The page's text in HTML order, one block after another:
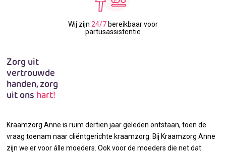
Wij zijn 24/7bereikbaar voor
partusassistentie
Zorg uit
vertrouwde
handen, zorg
uit ons hart!
Kraamzorg Anne is ruim dertien jaar geleden ontstaan, toen de
vraag toenam naar cliëntgerichte kraamzorg. Bij Kraamzorg Anne
zijn we er voor álle moeders. Ook voor de moeders die net dat